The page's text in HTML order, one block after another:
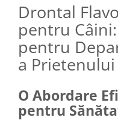
Drontal
pentru
pentru
a
O Abordare
pentru